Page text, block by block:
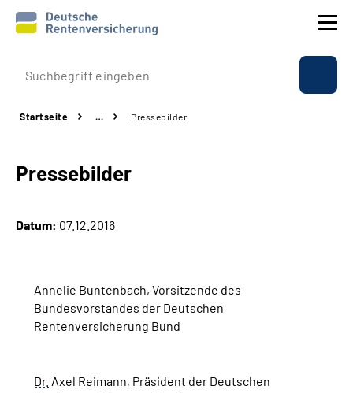
Prävention
Rente
Beratung & Kontakt
Über uns & Presse
Startseite … Pressebilder
Pressebilder
Datum: 07.12.2016
Annelie Buntenbach, Vorsitzende des
Bundesvorstandes der Deutschen
Rentenversicherung Bund
Dr. Axel Reimann, Präsident der Deutschen